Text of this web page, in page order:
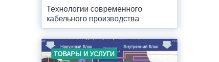
Технологии современного
кабельного производства
ТОВАРЫ И УСЛУГИ